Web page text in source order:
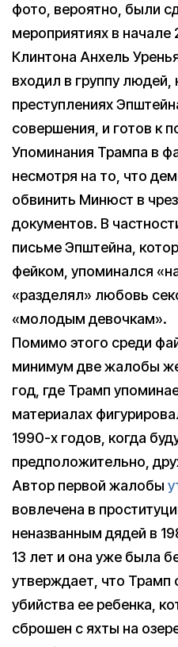
фото, вероятно, были
мероприятиях в
Клинтона Анхель
входил в группу людей,
преступлениях
совершения, и готов к
Упоминания Трампа в
несмотря на то, что
обвинить Минюст в
документов. В
письме Эпштейна,
фейком, упоминался
«разделял» любовь
«молодым девочкам».
Помимо этого среди
минимум две жалобы
год, где Трамп
материалах
1990-х годов, когда
предположительно,
Автор первой жалобы
вовлечена в
неназванным дядей в
13 лет и она уже была
утверждает, что Трамп
убийства ее ребенка,
сброшен с яхты на